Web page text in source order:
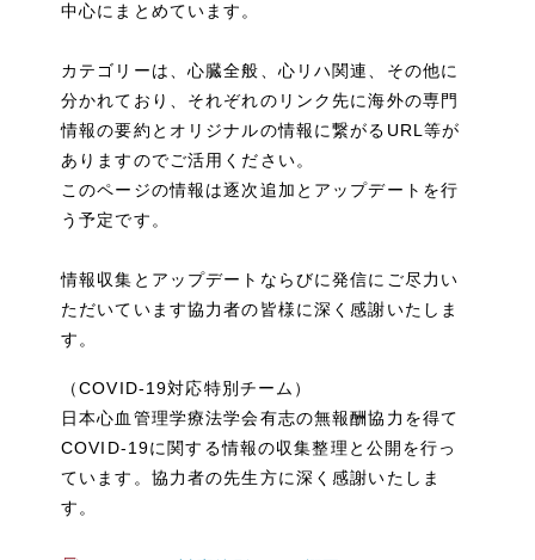
中心にまとめています。
カテゴリーは、心臓全般、心リハ関連、その他に
分かれており、それぞれのリンク先に海外の専門
情報の要約とオリジナルの情報に繋がるURL等が
ありますのでご活用ください。
このページの情報は逐次追加とアップデートを行
う予定です。
情報収集とアップデートならびに発信にご尽力い
ただいています協力者の皆様に深く感謝いたしま
す。
（COVID-19対応特別チーム）
日本心血管理学療法学会有志の無報酬協力を得て
COVID-19に関する情報の収集整理と公開を行っ
ています。協力者の先生方に深く感謝いたしま
す。